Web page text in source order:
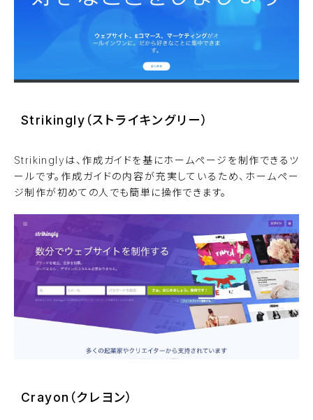
Strikingly（ストライキングリー）
Strikinglyは、作成ガイドを基にホームページを制作できるツ
ールです。作成ガイドの内容が充実しているため、ホームペー
ジ制作が初めての人でも簡単に操作できます。
Crayon（クレヨン）